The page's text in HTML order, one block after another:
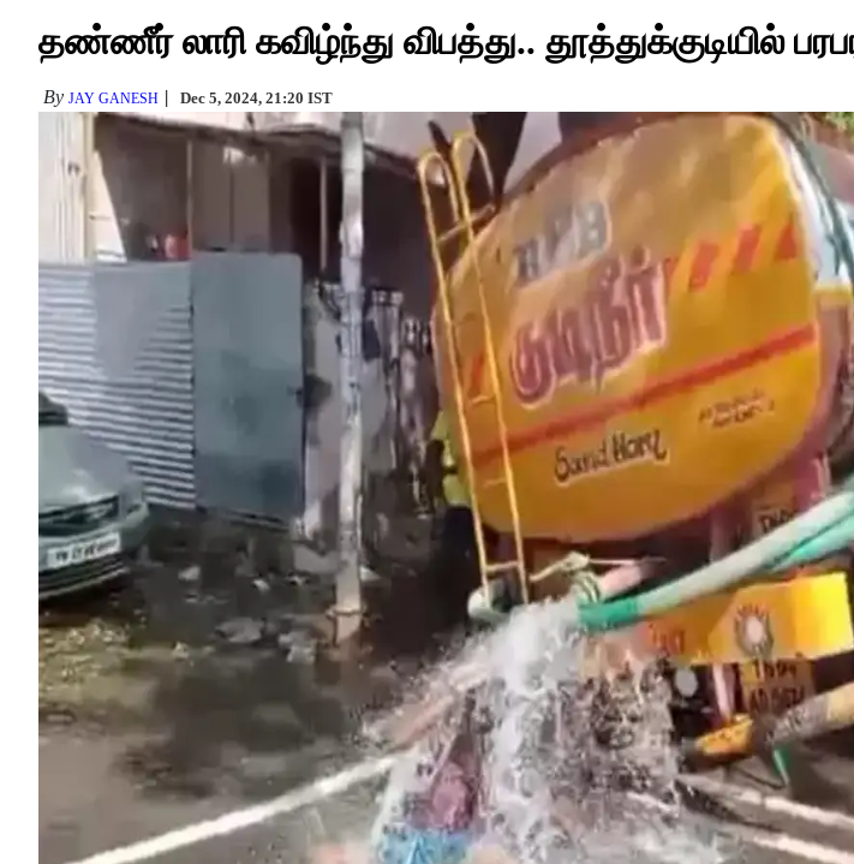
தண்ணீர் லாரி கவிழ்ந்து விபத்து.. தூத்துக்குடியில்
By JAY GANESH Dec 5, 2024, 21:20 IST